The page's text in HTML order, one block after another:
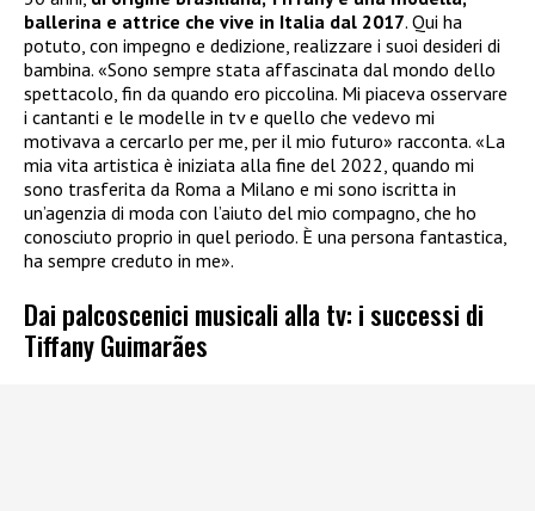
ballerina e attrice che vive in Italia dal 2017. Qui ha
potuto, con impegno e dedizione, realizzare i suoi desideri di
bambina. «Sono sempre stata affascinata dal mondo dello
spettacolo, fin da quando ero piccolina. Mi piaceva osservare
i cantanti e le modelle in tv e quello che vedevo mi
motivava a cercarlo per me, per il mio futuro» racconta. «La
mia vita artistica è iniziata alla fine del 2022, quando mi
sono trasferita da Roma a Milano e mi sono iscritta in
un’agenzia di moda con l’aiuto del mio compagno, che ho
conosciuto proprio in quel periodo. È una persona fantastica,
ha sempre creduto in me».
Dai palcoscenici musicali alla tv: i successi di
Tiffany Guimarães